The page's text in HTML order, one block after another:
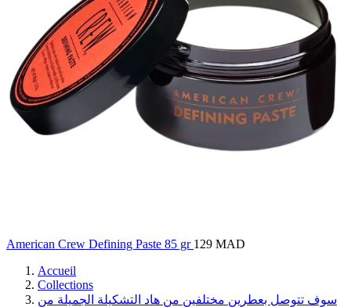
American Crew Defining Paste 85 gr 129 MAD
Accueil
Collections
سوف تتوصل بعطرين مختلفين من هاد التشكيلة الجميلة من